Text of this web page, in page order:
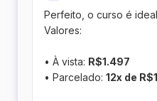
Perfeito, o curso é
Valores:
• À vista: R$1.497
• Parcelado: 12x de